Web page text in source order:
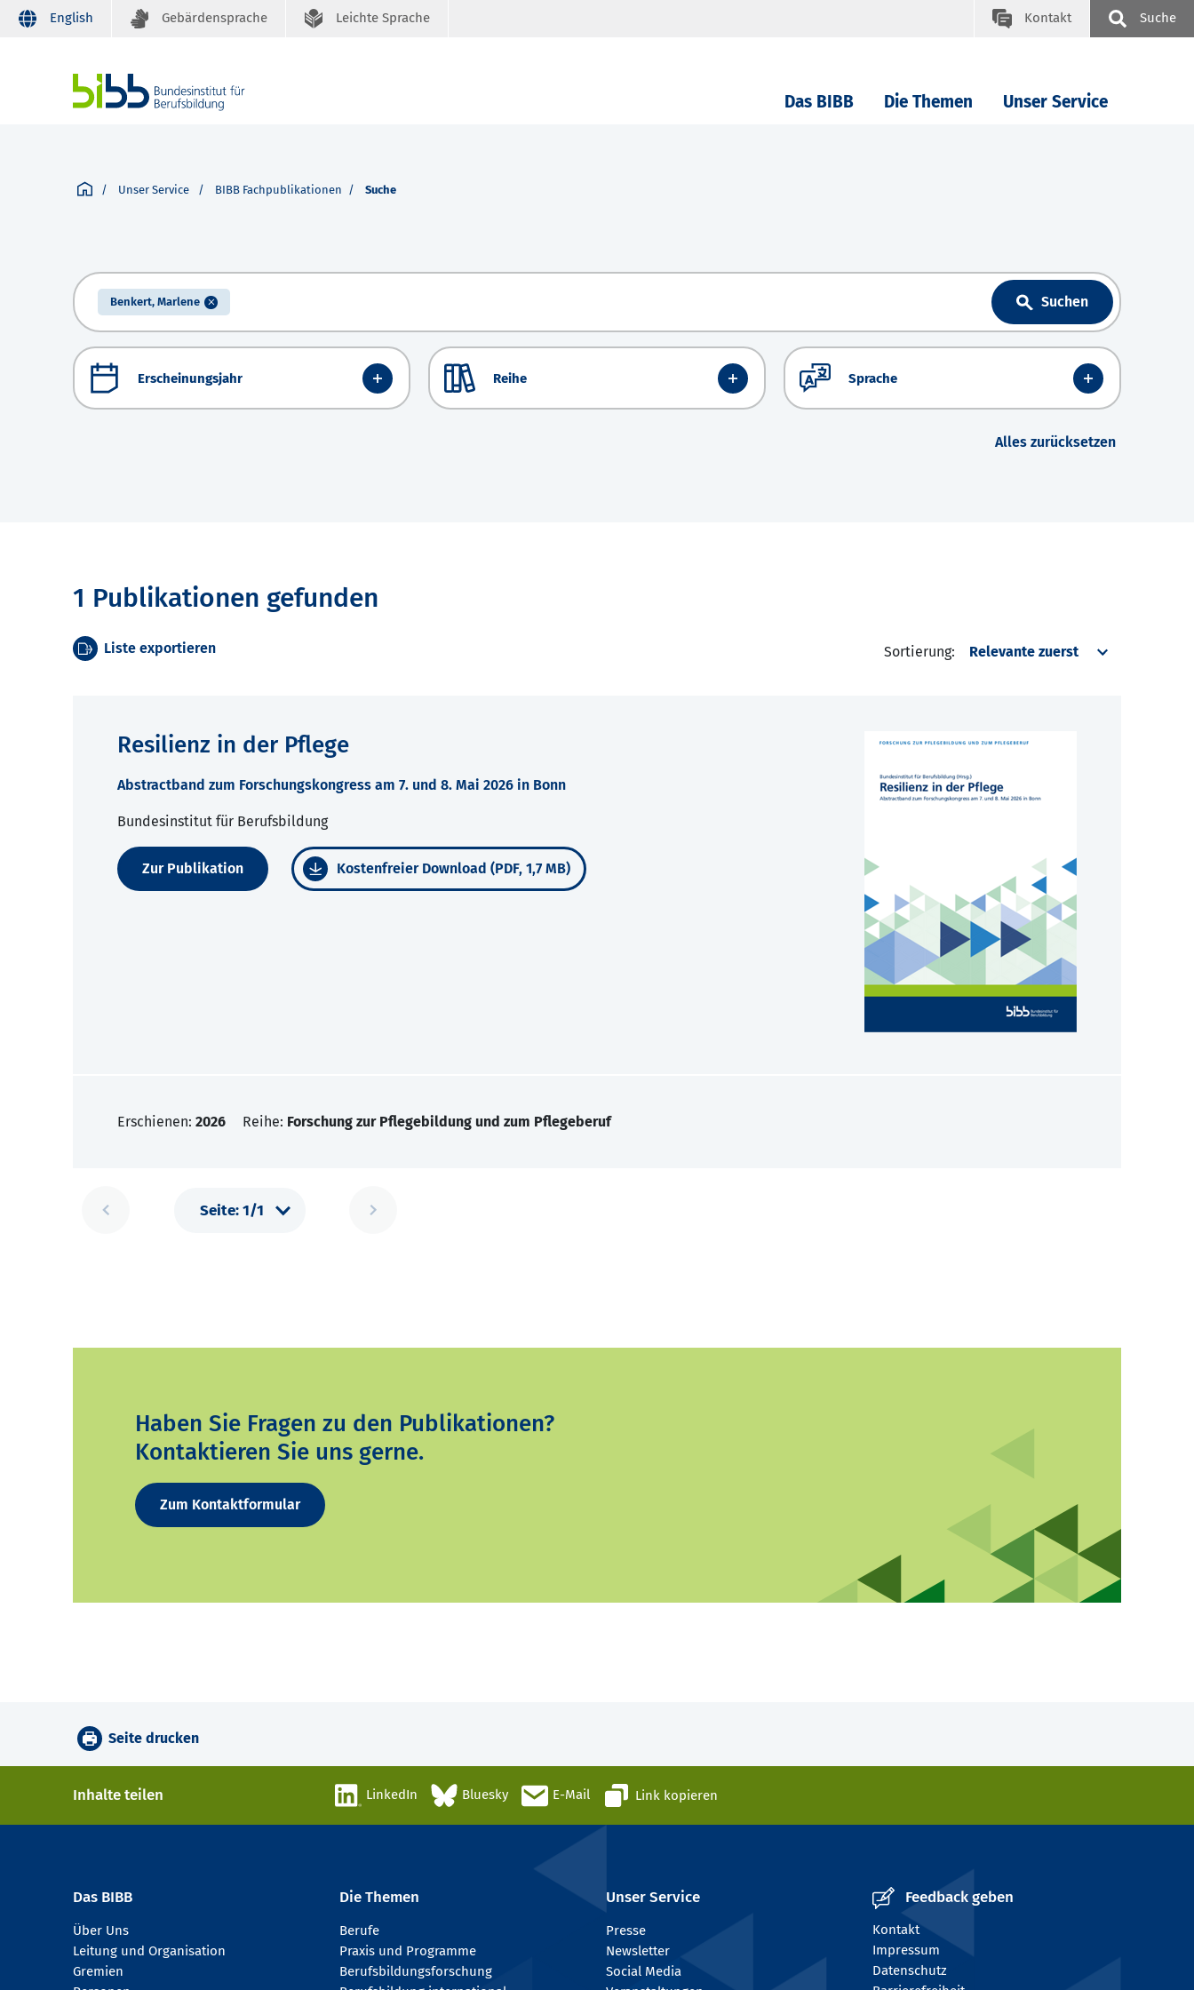
English Gebärdensprache Leichte Sprache Kontakt Suche
Das BIBB Die Themen Unser Service
Unser Service BIBB Fachpublikationen Suche
Benkert, Marlene Suchen
Erscheinungsjahr Reihe Sprache
Alles zurücksetzen
1 Publikationen gefunden
Liste exportieren Sortierung:
Resilienz in der Pflege
Abstractband zum Forschungskongress am 7. und 8. Mai 2026 in Bonn
Bundesinstitut für Berufsbildung
Zur Publikation Kostenfreier Download (PDF, 1,7 MB)
Erschienen: 2026 Reihe: Forschung zur Pflegebildung und zum Pflegeberuf
Haben Sie Fragen zu den Publikationen?
Kontaktieren Sie uns gerne.
Zum Kontaktformular
Seite drucken
Inhalte teilen LinkedIn Bluesky E-Mail Link kopieren
Das BIBB
Über Uns
Leitung und Organisation
Gremien
Die Themen
Berufe
Praxis und Programme
Berufsbildungsforschung
Unser Service
Presse
Newsletter
Social Media
Feedback geben
Kontakt
Impressum
Datenschutz